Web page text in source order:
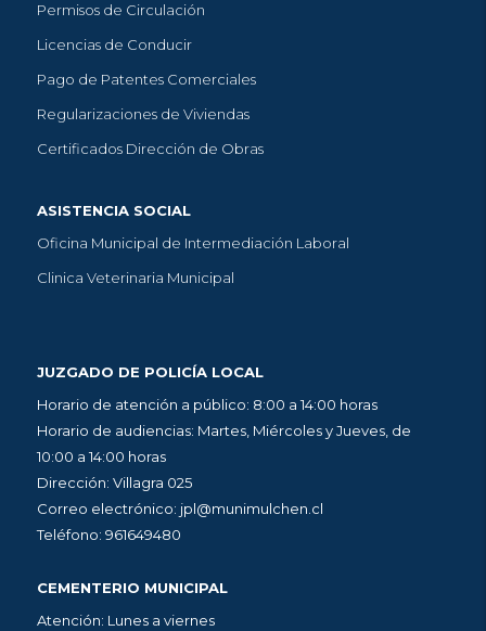
Permisos de Circulación
Licencias de Conducir
Pago de Patentes Comerciales
Regularizaciones de Viviendas
Certificados Dirección de Obras
ASISTENCIA SOCIAL
Oficina Municipal de Intermediación Laboral
Clinica Veterinaria Municipal
JUZGADO DE POLICÍA LOCAL
Horario de atención a público: 8:00 a 14:00 horas
Horario de audiencias: Martes, Miércoles y Jueves, de
10:00 a 14:00 horas
Dirección: Villagra 025
Correo electrónico: jpl@munimulchen.cl
Teléfono: 961649480
CEMENTERIO MUNICIPAL
Atención: Lunes a viernes